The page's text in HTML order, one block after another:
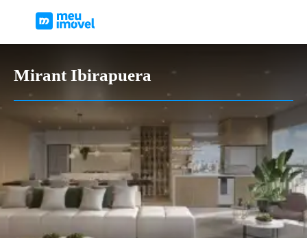
Mirant Ibirapuera